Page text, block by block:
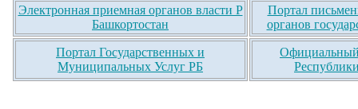
Электронная приемная органов власти Р
Башкортостан
Портал
органов
Портал Государственных и
Муниципальных Услуг РБ
Официальный